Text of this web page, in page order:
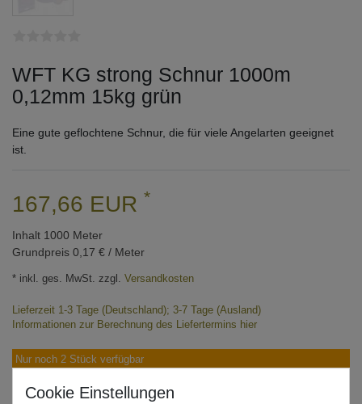
WFT KG strong Schnur 1000m
0,12mm 15kg grün
Eine gute geflochtene Schnur, die für viele Angelarten geeignet
ist.
167,66 EUR *
Inhalt 1000 Meter
Grundpreis 0,17 € / Meter
* inkl. ges. MwSt. zzgl. Versandkosten
Lieferzeit 1-3 Tage (Deutschland); 3-7 Tage (Ausland)
Informationen zur Berechnung des Liefertermins hier
Nur noch 2 Stück verfügbar